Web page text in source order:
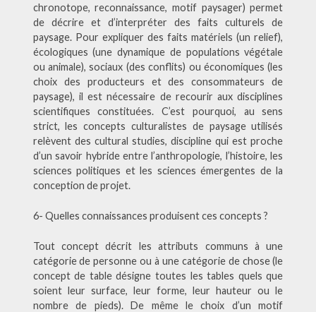
chronotope, reconnaissance, motif paysager) permet
de décrire et d’interpréter des faits culturels de
paysage. Pour expliquer des faits matériels (un relief),
écologiques (une dynamique de populations végétale
ou animale), sociaux (des conflits) ou économiques (les
choix des producteurs et des consommateurs de
paysage), il est nécessaire de recourir aux disciplines
scientifiques constituées. C’est pourquoi, au sens
strict, les concepts culturalistes de paysage utilisés
relèvent des cultural studies, discipline qui est proche
d’un savoir hybride entre l’anthropologie, l’histoire, les
sciences politiques et les sciences émergentes de la
conception de projet.
6- Quelles connaissances produisent ces concepts ?
Tout concept décrit les attributs communs à une
catégorie de personne ou à une catégorie de chose (le
concept de table désigne toutes les tables quels que
soient leur surface, leur forme, leur hauteur ou le
nombre de pieds). De même le choix d’un motif